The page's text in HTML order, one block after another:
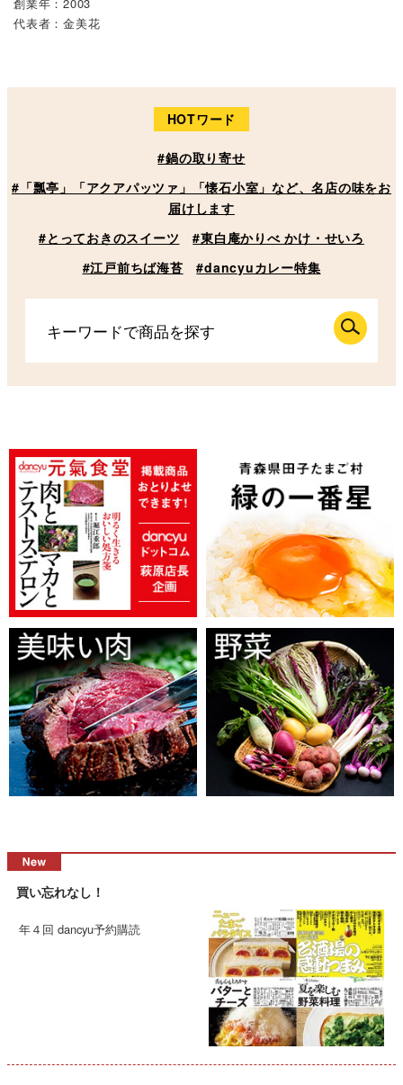
代表者：金美花
HOTワード
#鍋の取り寄せ
#「瓢亭」「アクアパッツァ」「懐石小室」など、名店の味をお
届けします
#とっておきのスイーツ
#東白庵かりべ かけ・せいろ
#江戸前ちば海苔
#dancyuカレー特集
買い忘れなし！
年４回 dancyu予約購読